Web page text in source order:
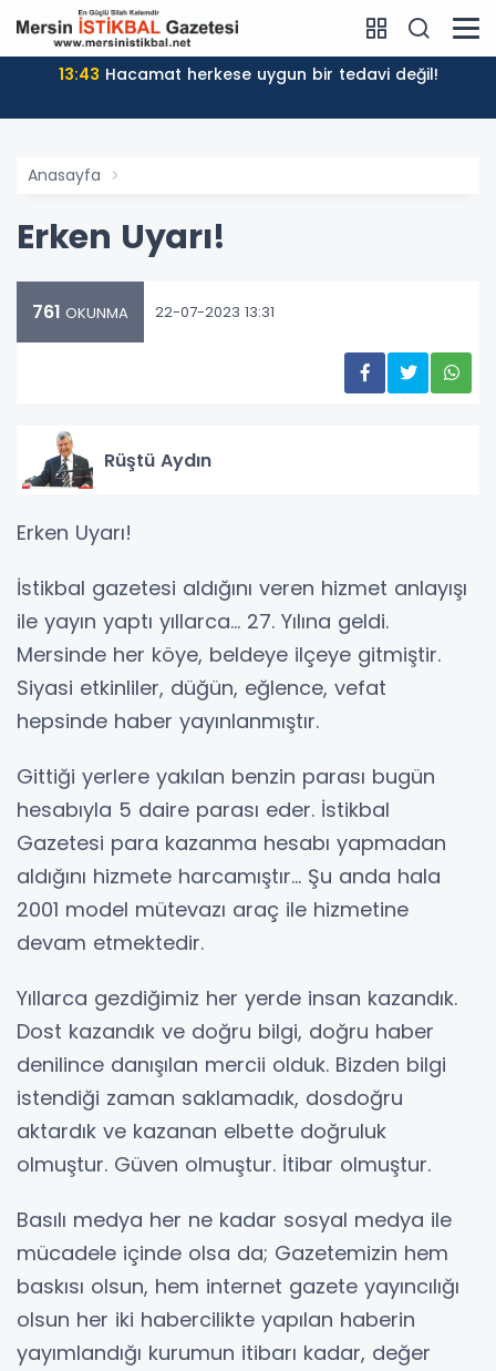
13:43 Hacamat herkese uygun bir tedavi değil!
Anasayfa
Erken Uyarı!
761 OKUNMA 22-07-2023 13:31
Rüştü Aydın
Erken Uyarı!
İstikbal gazetesi aldığını veren hizmet anlayışı
ile yayın yaptı yıllarca… 27. Yılına geldi.
Mersinde her köye, beldeye ilçeye gitmiştir.
Siyasi etkinliler, düğün, eğlence, vefat
hepsinde haber yayınlanmıştır.
Gittiği yerlere yakılan benzin parası bugün
hesabıyla 5 daire parası eder. İstikbal
Gazetesi para kazanma hesabı yapmadan
aldığını hizmete harcamıştır... Şu anda hala
2001 model mütevazı araç ile hizmetine
devam etmektedir.
Yıllarca gezdiğimiz her yerde insan kazandık.
Dost kazandık ve doğru bilgi, doğru haber
denilince danışılan mercii olduk. Bizden bilgi
istendiği zaman saklamadık, dosdoğru
aktardık ve kazanan elbette doğruluk
olmuştur. Güven olmuştur. İtibar olmuştur.
Basılı medya her ne kadar sosyal medya ile
mücadele içinde olsa da; Gazetemizin hem
baskısı olsun, hem internet gazete yayıncılığı
olsun her iki habercilikte yapılan haberin
yayımlandığı kurumun itibarı kadar, değer